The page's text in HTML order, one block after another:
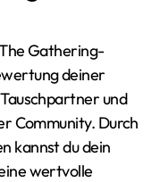
Gathering-
deiner
und
Community. Durch
kannst du dein
wertvolle